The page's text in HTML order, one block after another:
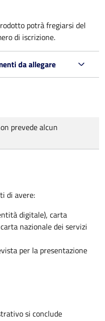
potrà fregiarsi del
di iscrizione.
da allegare
prevede alcun
di avere:
digitale), carta
nazionale dei servizi
per la presentazione
si conclude